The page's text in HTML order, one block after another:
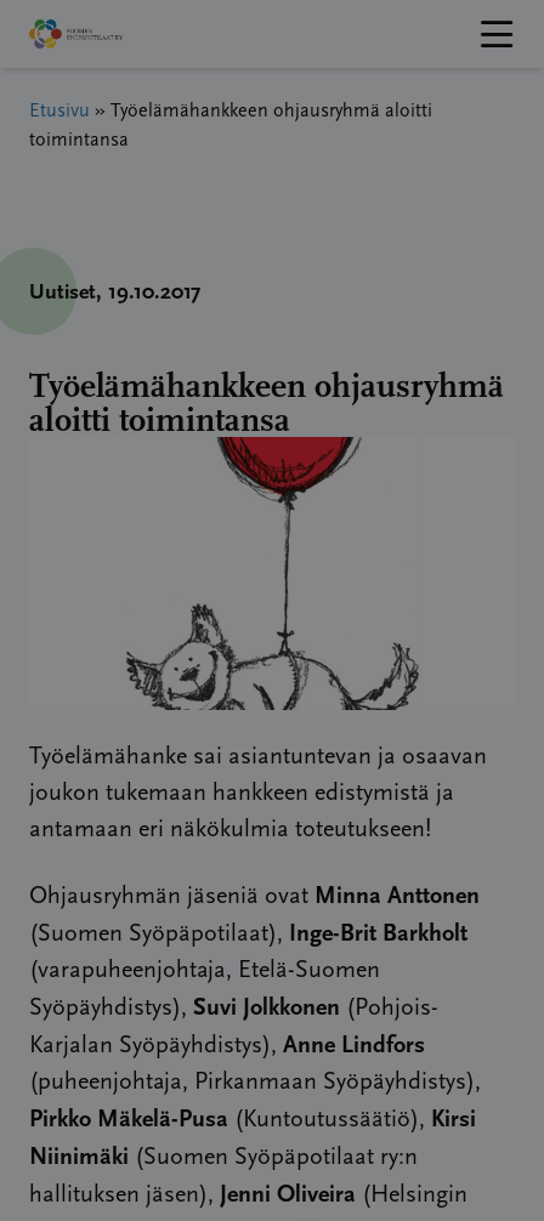
Hyppää
sisältöön
Etusivu »
Työelämähankkeen ohjausryhmä aloitti
toimintansa
Uutiset, 19.10.2017
Työelämähankkeen ohjausryhmä
aloitti toimintansa
Työelämähanke sai asiantuntevan ja osaavan
joukon tukemaan hankkeen edistymistä ja
antamaan eri näkökulmia toteutukseen!
Ohjausryhmän jäseniä ovat Minna Anttonen
(Suomen Syöpäpotilaat), Inge-Brit Barkholt
(varapuheenjohtaja, Etelä-Suomen
Syöpäyhdistys), Suvi Jolkkonen (Pohjois-
Karjalan Syöpäyhdistys), Anne Lindfors
(puheenjohtaja, Pirkanmaan Syöpäyhdistys),
Pirkko Mäkelä-Pusa (Kuntoutussäätiö), Kirsi
Niinimäki (Suomen Syöpäpotilaat ry:n
hallituksen jäsen), Jenni Oliveira (Helsingin